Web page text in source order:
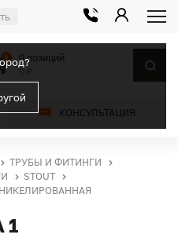
КОНСУЛЬТАЦИЯ
0
0 позиций
ТРУБЫ И ФИТИНГИ
STOUT
НИКЕЛИРОВАННАЯ
1